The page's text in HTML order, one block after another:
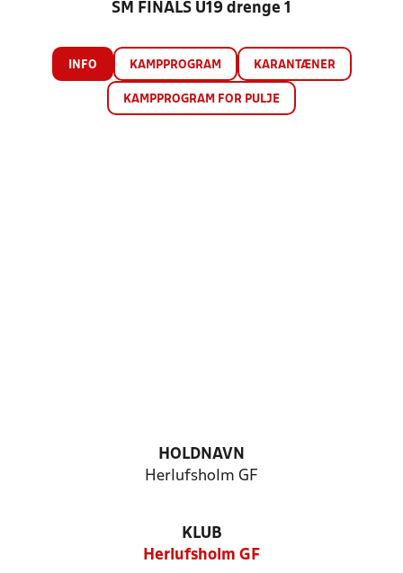
SM FINALS U19 drenge 1
INFO KAMPPROGRAM KARANTÆNER
KAMPPROGRAM FOR PULJE
HOLDNAVN
Herlufsholm GF
KLUB
Herlufsholm GF